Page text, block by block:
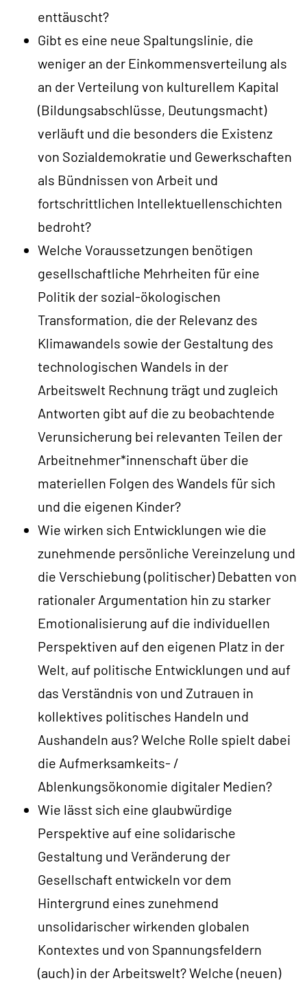
enttäuscht?
Gibt es eine neue Spaltungslinie, die
weniger an der Einkommensverteilung als
an der Verteilung von kulturellem Kapital
(Bildungsabschlüsse, Deutungsmacht)
verläuft und die besonders die Existenz
von Sozialdemokratie und Gewerkschaften
als Bündnissen von Arbeit und
fortschrittlichen Intellektuellenschichten
bedroht?
Welche Voraussetzungen benötigen
gesellschaftliche Mehrheiten für eine
Politik der sozial-ökologischen
Transformation, die der Relevanz des
Klimawandels sowie der Gestaltung des
technologischen Wandels in der
Arbeitswelt Rechnung trägt und zugleich
Antworten gibt auf die zu beobachtende
Verunsicherung bei relevanten Teilen der
Arbeitnehmer*innenschaft über die
materiellen Folgen des Wandels für sich
und die eigenen Kinder?
Wie wirken sich Entwicklungen wie die
zunehmende persönliche Vereinzelung und
die Verschiebung (politischer) Debatten von
rationaler Argumentation hin zu starker
Emotionalisierung auf die individuellen
Perspektiven auf den eigenen Platz in der
Welt, auf politische Entwicklungen und auf
das Verständnis von und Zutrauen in
kollektives politisches Handeln und
Aushandeln aus? Welche Rolle spielt dabei
die Aufmerksamkeits- /
Ablenkungsökonomie digitaler Medien?
Wie lässt sich eine glaubwürdige
Perspektive auf eine solidarische
Gestaltung und Veränderung der
Gesellschaft entwickeln vor dem
Hintergrund eines zunehmend
unsolidarischer wirkenden globalen
Kontextes und von Spannungsfeldern
(auch) in der Arbeitswelt? Welche (neuen)